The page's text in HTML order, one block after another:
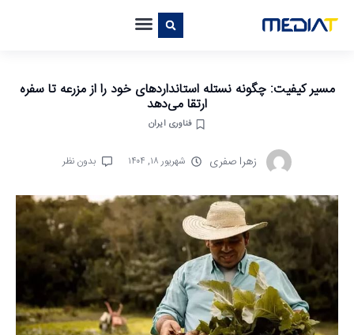
مسیر کیفیت: چگونه نستله استانداردهای خود را از مزرعه تا سفره
ارتقا می‌دهد
فناوری ایران
زهرا صفری شهریور ۱۸, ۱۴۰۴ بدون نظر